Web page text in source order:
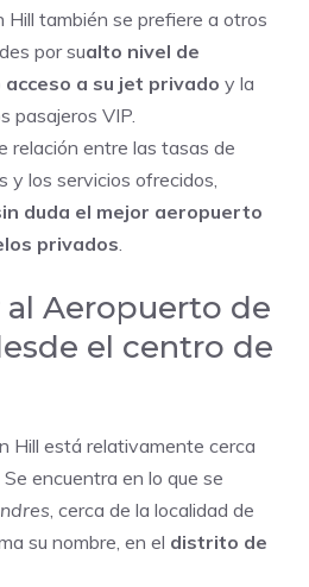
Hill también se prefiere a otros
por sualto nivel de
a su jet privado y la
pasajeros VIP.
relación entre las tasas de
y los servicios ofrecidos,
duda el mejor aeropuerto
privados
al Aeropuerto de
el centro de
Hill está relativamente cerca
encuentra en lo que se
, cerca de la localidad de
su nombre, en el distrito de